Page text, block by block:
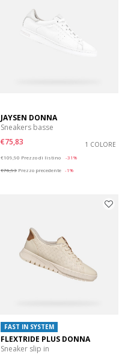
JAYSEN DONNA
Sneakers basse
€75,83
1 COLORE
€109,90 Prezzo di listino
-31%
€76,93 Prezzo precedente -1%
FAST IN SYSTEM
FLEXTRIDE PLUS DONNA
Sneaker slip in